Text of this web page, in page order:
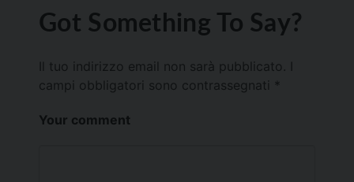
Got Something To Say?
Il tuo indirizzo email non sarà pubblicato.
campi obbligatori sono contrassegnati *
Your comment